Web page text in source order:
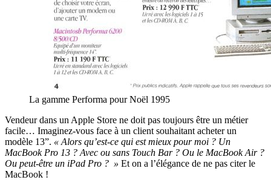
La gamme Performa pour Noël 1995
Vendeur dans un Apple Store ne doit pas toujours être un métier
facile… Imaginez-vous face à un client souhaitant acheter un
modèle 13”. « Alors qu’est-ce qui est mieux pour moi ? Un
MacBook Pro 13 ? Avec ou sans Touch Bar ? Ou le MacBook Air ?
Ou peut-être un iPad Pro ? » Et on a l’élégance de ne pas citer le
MacBook !